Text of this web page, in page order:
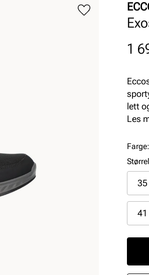
Pris
1
lett
alle
enkle
Les
Farge:
35
41